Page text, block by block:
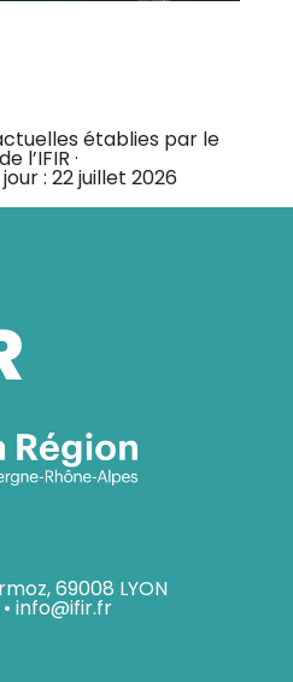
établies par le
l’IFIR ·
: 22 juillet 2026
69008 LYON
info@ifir.fr